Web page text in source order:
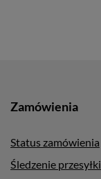
Zamówienia
Status zamówienia
Śledzenie przesyłki